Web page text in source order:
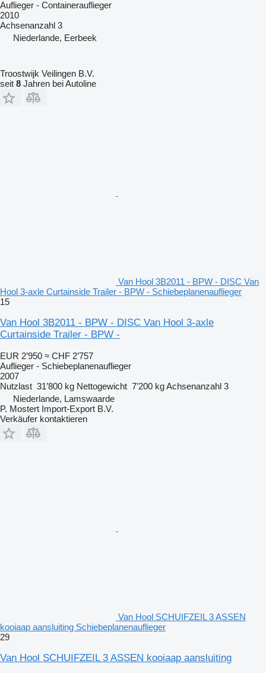
Auflieger - Containerauflieger
2010
Achsenanzahl 3
Niederlande, Eerbeek
Troostwijk Veilingen B.V.
seit 8 Jahren bei Autoline
Van Hool 3B2011 - BPW - DISC Van
Hool 3-axle Curtainside Trailer - BPW - Schiebeplanenauflieger
15
Van Hool 3B2011 - BPW - DISC Van Hool 3-axle
Curtainside Trailer - BPW -
EUR 2’950 ≈ CHF 2’757
Auflieger - Schiebeplanenauflieger
2007
Nutzlast 31’800 kg Nettogewicht 7’200 kgAchsenanzahl 3
Niederlande, Lamswaarde
P. Mostert Import-Export B.V.
Verkäufer kontaktieren
Van Hool SCHUIFZEIL 3 ASSEN
kooiaap aansluiting Schiebeplanenauflieger
29
Van Hool SCHUIFZEIL 3 ASSEN kooiaap aansluiting